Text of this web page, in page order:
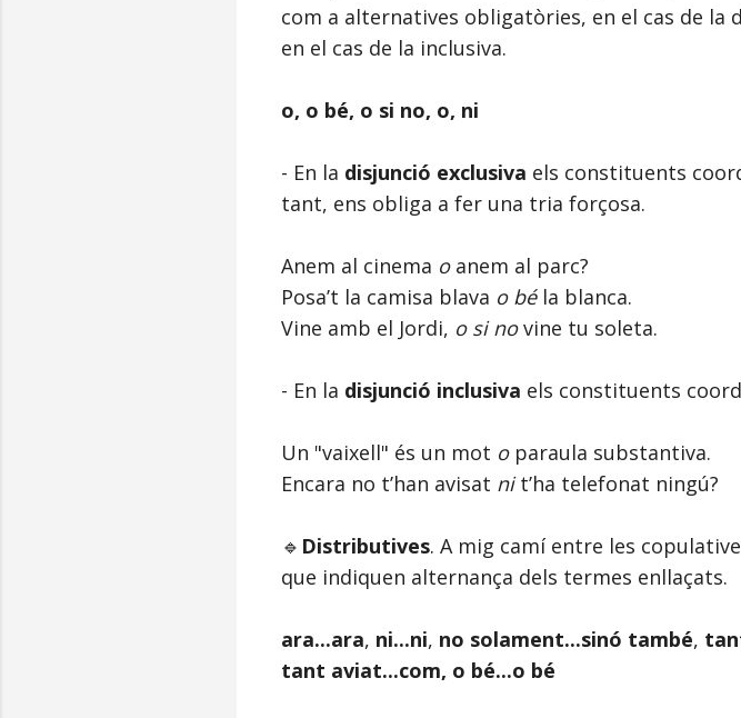
com a alternatives obligatòries, en el cas de la
en el cas de la inclusiva.
o, o bé, o si no, o, ni
- En la disjunció exclusiva els constituents
tant, ens obliga a fer una tria forçosa.
Anem al cinema oanem al parc?
Posa’t la camisa blava o béla blanca.
Vine amb el Jordi, o si novine tu soleta.
- En la disjunció inclusiva els constituents
Un "vaixell" és un mot oparaula substantiva.
Encara no t’han avisat nit’ha telefonat ningú?
🔹 Distributives. A mig camí entre les
que indiquen alternança dels termes enllaçats.
ara...ara, ni...ni, no solament...sinó també,
tant aviat...com, o bé...o bé